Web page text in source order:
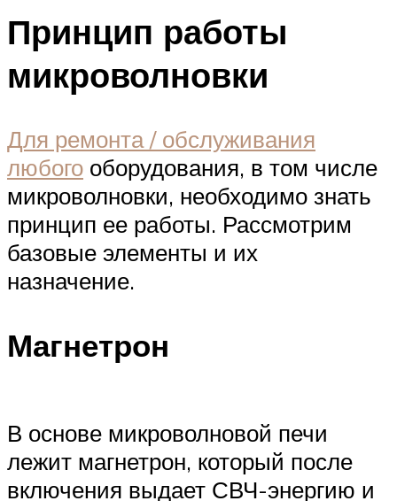
Принцип работы
микроволновки
Для ремонта / обслуживания
любого оборудования, в том числе
микроволновки, необходимо знать
принцип ее работы. Рассмотрим
базовые элементы и их
назначение.
Магнетрон
В основе микроволновой печи
лежит магнетрон, который после
включения выдает СВЧ-энергию и